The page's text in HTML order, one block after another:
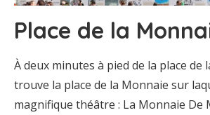
Place de la
À deux minutes à pied de la place de
trouve la place de la Monnaie sur
magnifique théâtre : La Monnaie De